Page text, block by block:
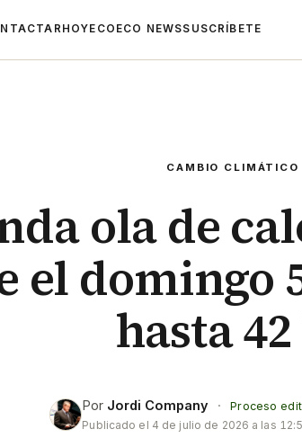
HOYECO ECO NEWSSUSCRÍBETE
CAMBIO CLIMÁTICO
ola de
el domingo
hasta 42
Por Jordi Company ·
Proceso
Publicado el 4 de julio de 2026 a las